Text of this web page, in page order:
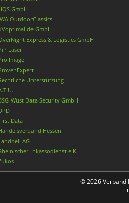
GmbH
OutdoorClassics
GmbH
Express & Logistics GmbH
Laser
Image
Unterstützung
Wüst Data Security GmbH
Data
Hessen
AG
Inkassodienst e.K.
© 2026 Verband